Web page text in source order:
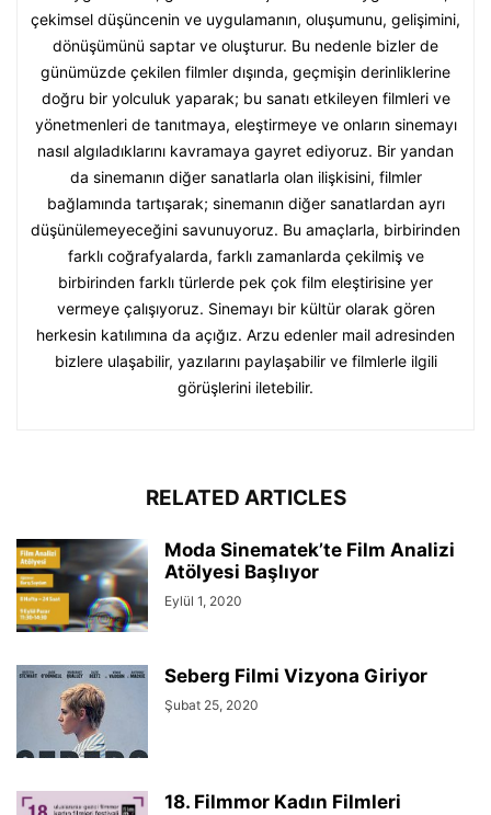
çekimsel düşüncenin ve uygulamanın, oluşumunu, gelişimini,
dönüşümünü saptar ve oluşturur. Bu nedenle bizler de
günümüzde çekilen filmler dışında, geçmişin derinliklerine
doğru bir yolculuk yaparak; bu sanatı etkileyen filmleri ve
yönetmenleri de tanıtmaya, eleştirmeye ve onların sinemayı
nasıl algıladıklarını kavramaya gayret ediyoruz. Bir yandan
da sinemanın diğer sanatlarla olan ilişkisini, filmler
bağlamında tartışarak; sinemanın diğer sanatlardan ayrı
düşünülemeyeceğini savunuyoruz. Bu amaçlarla, birbirinden
farklı coğrafyalarda, farklı zamanlarda çekilmiş ve
birbirinden farklı türlerde pek çok film eleştirisine yer
vermeye çalışıyoruz. Sinemayı bir kültür olarak gören
herkesin katılımına da açığız. Arzu edenler mail adresinden
bizlere ulaşabilir, yazılarını paylaşabilir ve filmlerle ilgili
görüşlerini iletebilir.
RELATED ARTICLES
Moda Sinematek’te Film Analizi
Atölyesi Başlıyor
Eylül 1, 2020
Seberg Filmi Vizyona Giriyor
Şubat 25, 2020
18. Filmmor Kadın Filmleri